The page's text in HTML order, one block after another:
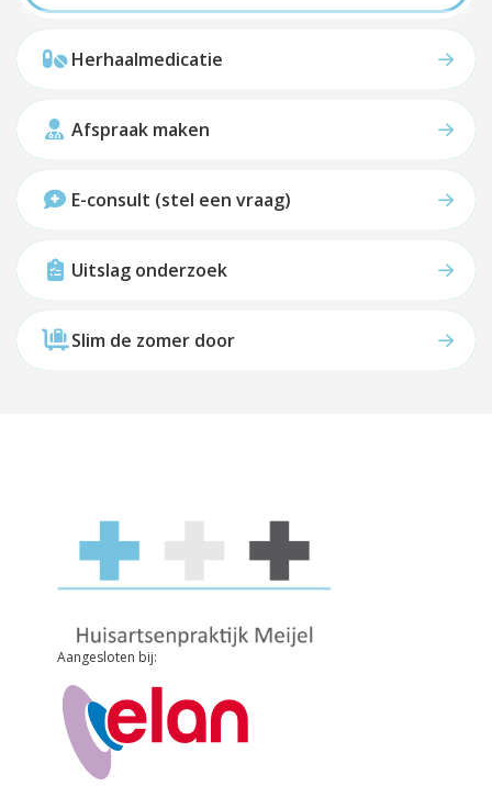
Herhaalmedicatie
Afspraak maken
E-consult (stel een vraag)
Uitslag onderzoek
Slim de zomer door
Aangesloten bij: